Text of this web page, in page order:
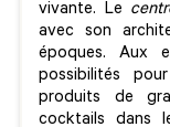
vivante. Le
avec son
époques. Aux
possibilités
produits de
cocktails dans